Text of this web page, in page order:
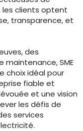
les clients optent
transparence, et
des
maintenance, SME
choix idéal pour
fiable et
et une vision
les défis de
services